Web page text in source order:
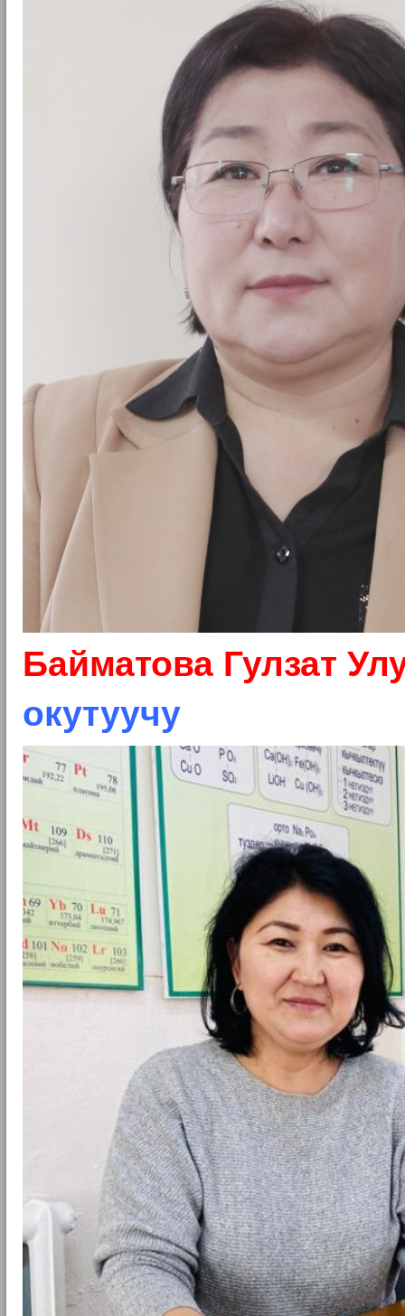
Байматова Гулзат
окутуучу